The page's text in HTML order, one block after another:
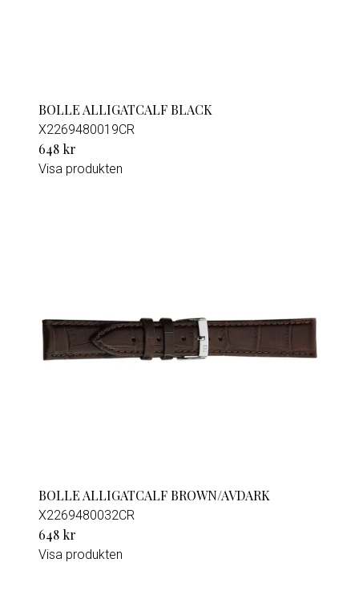
BOLLE ALLIGATCALF BLACK
X2269480019CR
648 kr
Visa produkten
BOLLE ALLIGATCALF BROWN/AVDARK
X2269480032CR
648 kr
Visa produkten